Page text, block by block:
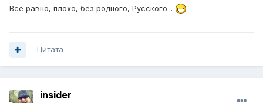
Всё равно, плохо, без родного, Русского...
Цитата
insider